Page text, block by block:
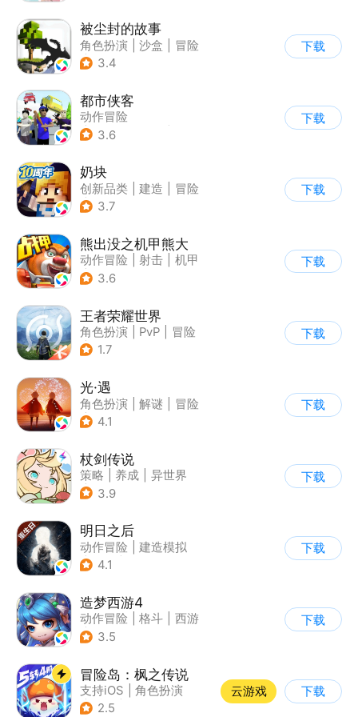
被尘封的故事
角色扮演 沙盒
冒险
| 开放世界
3.4
下载
都市侠客
动作冒险
| 第一人称射击
3.6
下载
奶块
创新品类 建造
冒险
| 开放世界
3.7
下载
熊出没之机甲熊大
动作冒险 射击
机甲
| 熊出没
3.6
下载
王者荣耀世界
角色扮演 PvP
冒险
| 开放世界
1.7
下载
光·遇
角色扮演 解谜
冒险
| 开放世界
4.1
下载
杖剑传说
策略 养成
异世界
| 二次元
3.9
下载
明日之后
动作冒险
建造模拟
| 丧尸
4.1
下载
造梦西游4
动作冒险 格斗
西游
| 横版过关
3.5
下载
冒险岛：枫之传说
支持iOS
角色扮演
| 放置
2.5
云游戏 下载